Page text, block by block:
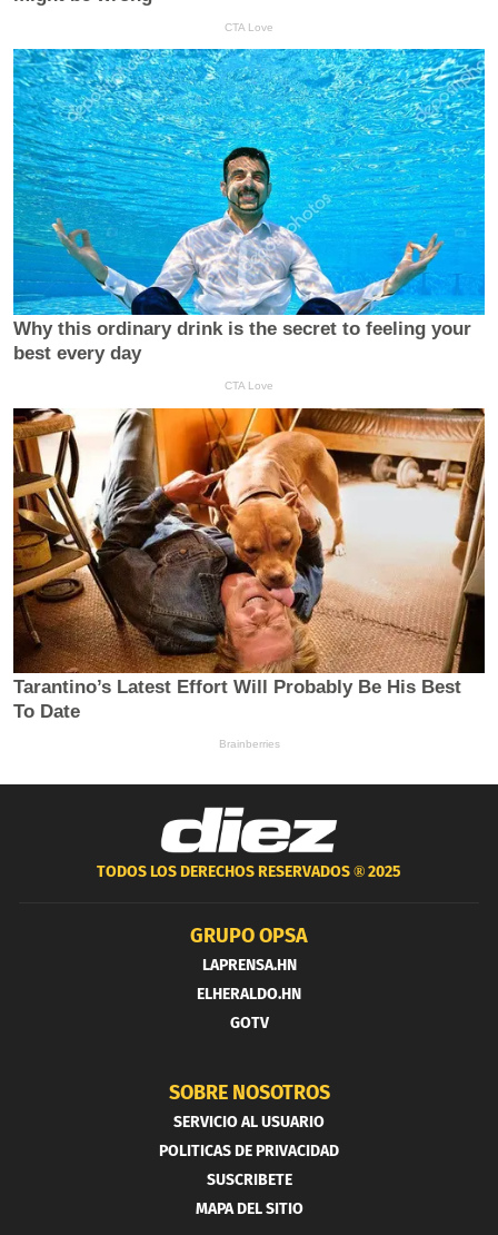
TODOS LOS DERECHOS RESERVADOS ®2025
GRUPO OPSA
LAPRENSA.HN
ELHERALDO.HN
GOTV
SOBRE NOSOTROS
SERVICIO AL USUARIO
POLITICAS DE PRIVACIDAD
SUSCRIBETE
MAPA DEL SITIO